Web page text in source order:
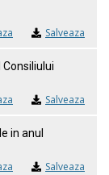
Salveaza
Salveaza
in anul
Salveaza